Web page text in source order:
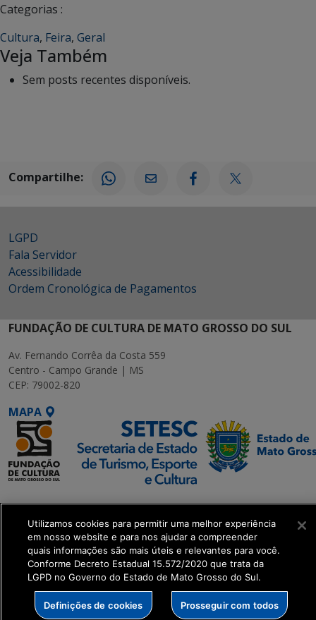
Categorias :
Cultura, Feira, Geral
Veja Também
Sem posts recentes disponíveis.
Compartilhe:
LGPD
Fala Servidor
Acessibilidade
Ordem Cronológica de Pagamentos
FUNDAÇÃO DE CULTURA DE MATO GROSSO DO SUL
Av. Fernando Corrêa da Costa 559
Centro - Campo Grande | MS
CEP: 79002-820
MAPA
SETDIG | Secretaria-
Executiva de
Transformação Digital
get_footer();
Utilizamos cookies para permitir uma melhor experiência
em nosso website e para nos ajudar a compreender
quais informações são mais úteis e relevantes para você.
Conforme Decreto Estadual 15.572/2020 que trata da
LGPD no Governo do Estado de Mato Grosso do Sul.
Definições de cookies Prosseguir com todos